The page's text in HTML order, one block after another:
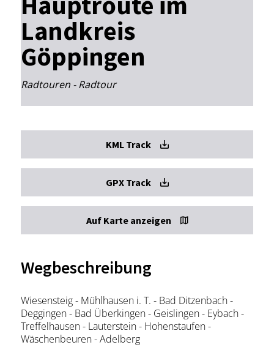
Landkreis
Göppingen
Radtouren - Radtour
KML Track
GPX Track
Auf Karte anzeigen
Wegbeschreibung
Wiesensteig - Mühlhausen i. T. - Bad Ditzenbach -
Deggingen - Bad Überkingen - Geislingen - Eybach -
Treffelhausen - Lauterstein - Hohenstaufen -
Wäschenbeuren - Adelberg